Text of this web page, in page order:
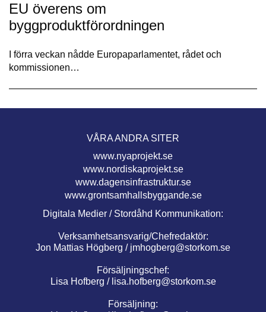
EU överens om
byggproduktförordningen
I förra veckan nådde Europaparlamentet, rådet och
kommissionen…
VÅRA ANDRA SITER
www.nyaprojekt.se
www.nordiskaprojekt.se
www.dagensinfrastruktur.se
www.grontsamhallsbyggande.se
Digitala Medier / Stordåhd Kommunikation:
Verksamhetsansvarig/Chefredaktör:
Jon Mattias Högberg / jmhogberg@storkom.se
Försäljningschef:
Lisa Hofberg / lisa.hofberg@storkom.se
Försäljning: